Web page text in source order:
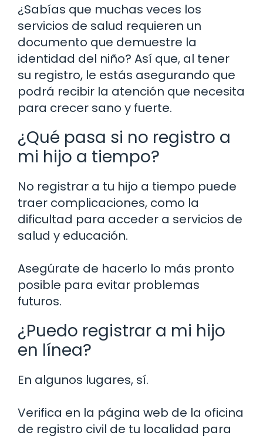
¿Sabías que muchas veces los
servicios de salud requieren un
documento que demuestre la
identidad del niño? Así que, al tener
su registro, le estás asegurando que
podrá recibir la atención que necesita
para crecer sano y fuerte.
¿Qué pasa si no registro a
mi hijo a tiempo?
No registrar a tu hijo a tiempo puede
traer complicaciones, como la
dificultad para acceder a servicios de
salud y educación.
Asegúrate de hacerlo lo más pronto
posible para evitar problemas
futuros.
¿Puedo registrar a mi hijo
en línea?
En algunos lugares, sí.
Verifica en la página web de la oficina
de registro civil de tu localidad para